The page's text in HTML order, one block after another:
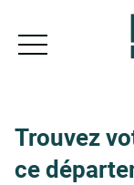
Trouvez
ce